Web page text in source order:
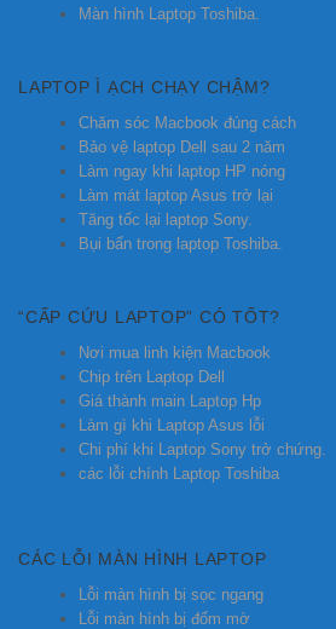
Màn hình Laptop Toshiba.
LAPTOP Ì ẠCH CHẠY CHẬM?
Chăm sóc Macbook đúng cách
Bảo vệ laptop Dell sau 2 năm
Làm ngay khi laptop HP nóng
Làm mát laptop Asus trở lại
Tăng tốc lại laptop Sony.
Bụi bẩn trong laptop Toshiba.
“CẤP CỨU LAPTOP” CÓ TỐT?
Nơi mua linh kiện Macbook
Chip trên Laptop Dell
Giá thành main Laptop Hp
Làm gì khi Laptop Asus lỗi
Chi phí khi Laptop Sony trở chứng.
các lỗi chính Laptop Toshiba
CÁC LỖI MÀN HÌNH LAPTOP
Lỗi màn hình bị sọc ngang
Lỗi màn hình bị đốm mờ